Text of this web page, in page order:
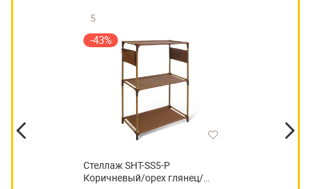
5
-43%
Стеллаж SHT-SS5-P
Коричневый/орех глянец/